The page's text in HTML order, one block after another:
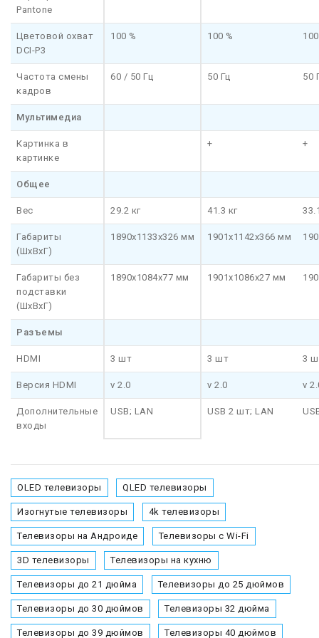
Pantone
Цветовой охват
DCI-P3
100 % 100 %
Частота смены
кадров
60 / 50 Гц 50 Гц 50
Мультимедиа
Картинка в
картинке
+ +
Общее
Вес 29.2 кг 41.3 кг
Габариты
(ШхВхГ)
1890x1133x326 мм 1901x1142x366 мм
Габариты без
подставки
(ШхВхГ)
1890x1084x77 мм 1901x1086x27 мм
Разъемы
HDMI 3 шт 3 шт 3
Версия HDMI v 2.0 v 2.0 v
Дополнительные
входы
USB; LAN USB 2 шт; LAN
OLED телевизоры QLED телевизоры
Изогнутые телевизоры 4k телевизоры
Телевизоры на Андроиде Телевизоры с Wi-Fi
3D телевизоры Телевизоры на кухню
Телевизоры до 21 дюйма Телевизоры до 25 дюймов
Телевизоры до 30 дюймов Телевизоры 32 дюйма
Телевизоры до 39 дюймов Телевизоры 40 дюймов